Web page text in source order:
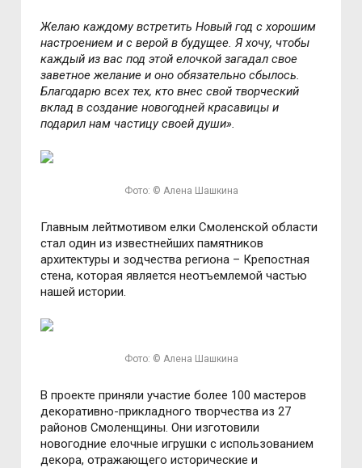
Желаю каждому встретить Новый год с хорошим
настроением и с верой в будущее. Я хочу, чтобы
каждый из вас под этой елочкой загадал свое
заветное желание и оно обязательно сбылось.
Благодарю всех тех, кто внес свой творческий
вклад в создание новогодней красавицы и
подарил нам частицу своей души».
Фото: © Алена Шашкина
Главным лейтмотивом елки Смоленской области
стал один из известнейших памятников
архитектуры и зодчества региона – Крепостная
стена, которая является неотъемлемой частью
нашей истории.
Фото: © Алена Шашкина
В проекте приняли участие более 100 мастеров
декоративно-прикладного творчества из 27
районов Смоленщины. Они изготовили
новогодние елочные игрушки с использованием
декора, отражающего исторические и